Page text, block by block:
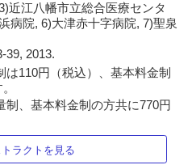
近江八幡市立総合医療センタ
病院, 6)大津赤十字病院, 7)聖泉
39, 2013.
110円（税込）、基本料金制
制、基本料金制の方共に770円
ラクトを見る